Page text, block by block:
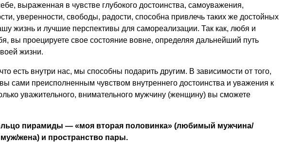
выраженная в чувстве глубокого достоинства, самоуважения,
уверенности, свободы, радости, способна привлечь таких же достойных
жизнь и лучшие перспективы для самореализации. Так как, любя и
вы проецируете свое состояние вовне, определяя дальнейший путь
жизни.
есть внутри нас, мы способны подарить другим. В зависимости от того,
сами преисполненным чувством внутреннего достоинства и уважения к
уважительного, внимательного мужчину (женщину) вы сможете
пирамиды — «моя вторая половинка» (любимый мужчина/
жена) и пространство пары.